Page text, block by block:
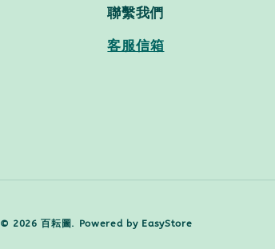
聯繫我們
客服信箱
© 2026 百耘圖. Powered by EasyStore